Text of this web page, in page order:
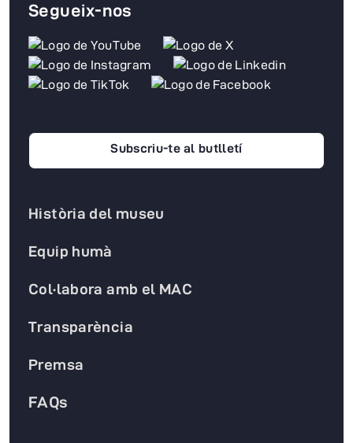
Història del museu
Equip humà
Col·labora amb el MAC
Transparència
Premsa
FAQs
Segueix-nos
Subscriu-te al butlletí